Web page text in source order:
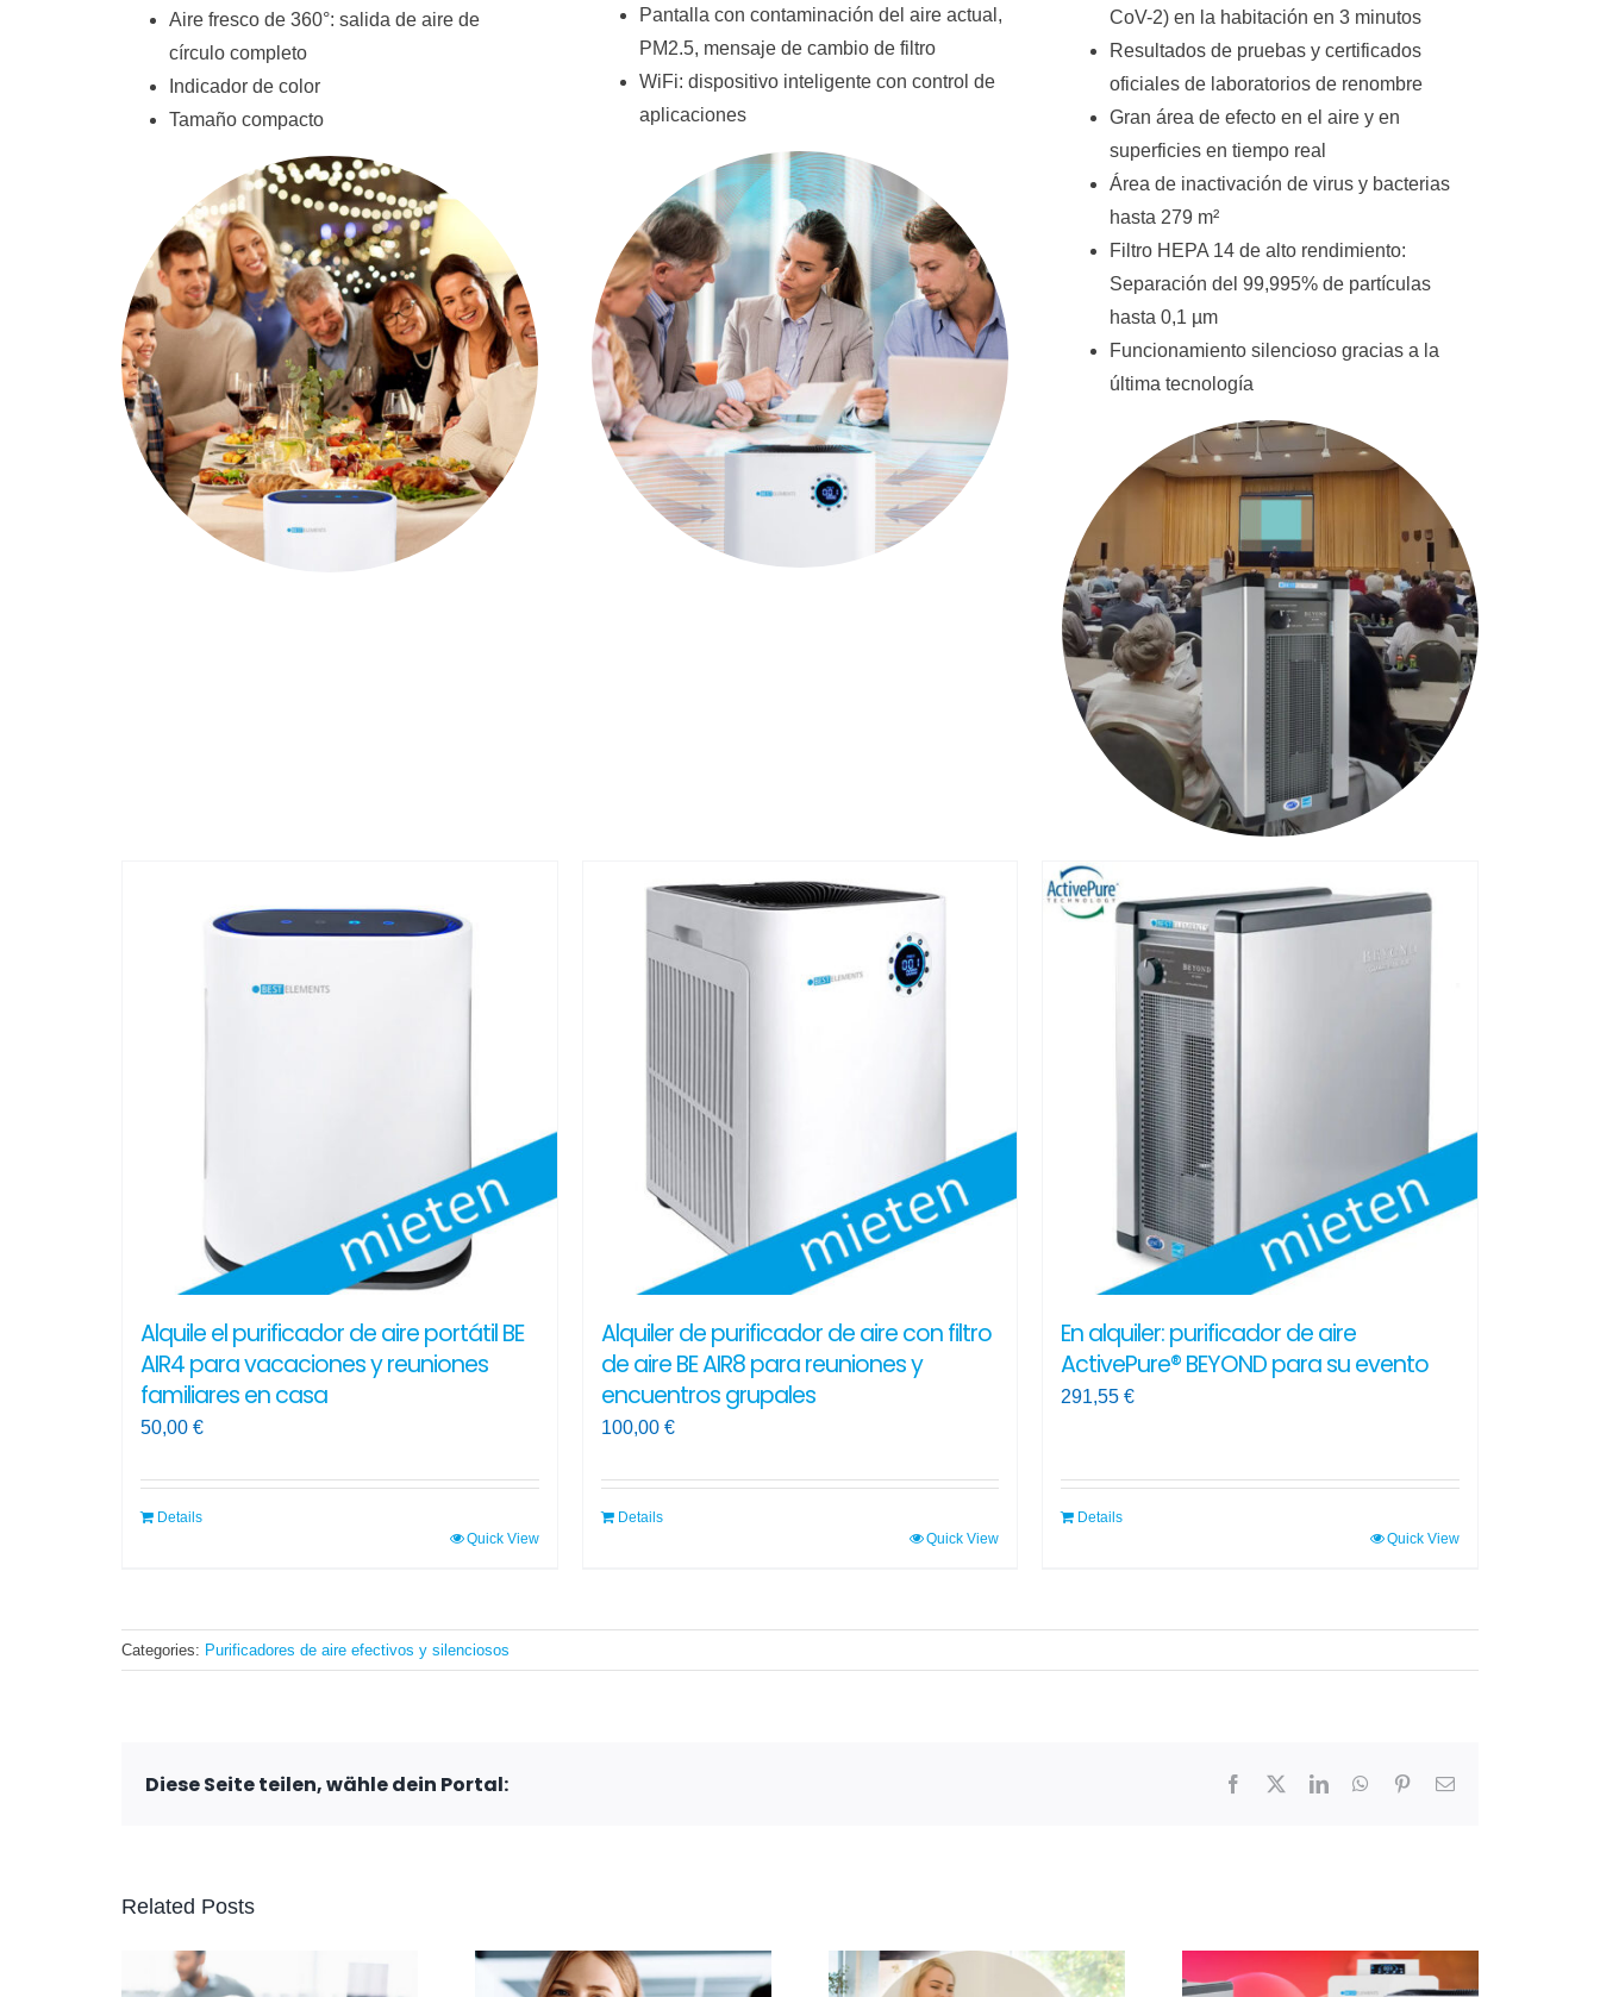
Aire fresco de 360°: salida de aire de
círculo completo
Indicador de color
Tamaño compacto
Pantalla con contaminación del aire actual,
PM2.5, mensaje de cambio de filtro
WiFi: dispositivo inteligente con control de
aplicaciones
CoV-2) en la habitación en 3 minutos
Resultados de pruebas y certificados
oficiales de laboratorios de renombre
Gran área de efecto en el aire y en
superficies en tiempo real
Área de inactivación de virus y bacterias
hasta 279 m²
Filtro HEPA 14 de alto rendimiento:
Separación del 99,995% de partículas
hasta 0,1 µm
Funcionamiento silencioso gracias a la
última tecnología
Alquile el purificador de aire portátil BE
AIR4 para vacaciones y reuniones
familiares en casa
50,00 €
Details
Quick View
Alquiler de purificador de aire con filtro
de aire BE AIR8 para reuniones y
encuentros grupales
100,00 €
Details
Quick View
En alquiler: purificador de aire
ActivePure® BEYOND para su evento
291,55€
Details
Quick View
Categories: Purificadores de aire efectivos y silenciosos
Diese Seite teilen, wähle dein Portal: Facebook LinkedInWhatsApp
PinterestEmail
Related Posts